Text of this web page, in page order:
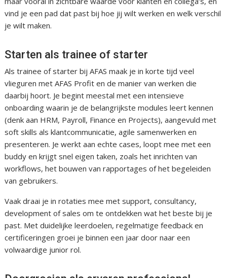
vind je een pad dat past bij hoe jij wilt werken en welk verschil
je wilt maken.
Starten als trainee of starter
Als trainee of starter bij AFAS maak je in korte tijd veel
vlieguren met AFAS Profit en de manier van werken die
daarbij hoort. Je begint meestal met een intensieve
onboarding waarin je de belangrijkste modules leert kennen
(denk aan HRM, Payroll, Finance en Projects), aangevuld met
soft skills als klantcommunicatie, agile samenwerken en
presenteren. Je werkt aan echte cases, loopt mee met een
buddy en krijgt snel eigen taken, zoals het inrichten van
workflows, het bouwen van rapportages of het begeleiden
van gebruikers.
Vaak draai je in rotaties mee met support, consultancy,
development of sales om te ontdekken wat het beste bij je
past. Met duidelijke leerdoelen, regelmatige feedback en
certificeringen groei je binnen een jaar door naar een
volwaardige junior rol.